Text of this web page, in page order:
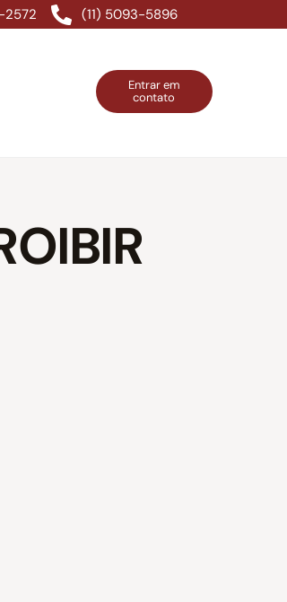
2572 (11) 5093-5896
Entrar em
contato